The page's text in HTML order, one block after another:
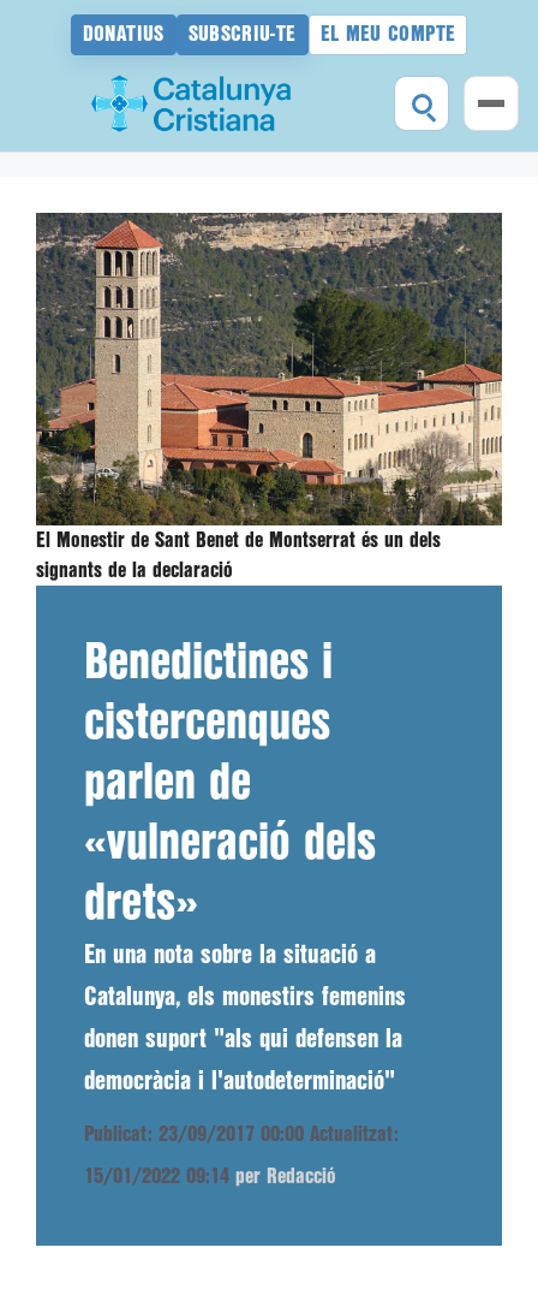
DONATIUS SUBSCRIU-TE EL MEU COMPTE
contingut
El Monestir de Sant Benet de Montserrat és un dels
signants de la declaració
Benedictines i
cistercenques
parlen de
«vulneració dels
drets»
En una nota sobre la situació a
Catalunya, els monestirs femenins
donen suport "als qui defensen la
democràcia i l'autodeterminació"
Publicat: 23/09/2017 00:00 Actualitzat:
15/01/2022 09:14 per Redacció